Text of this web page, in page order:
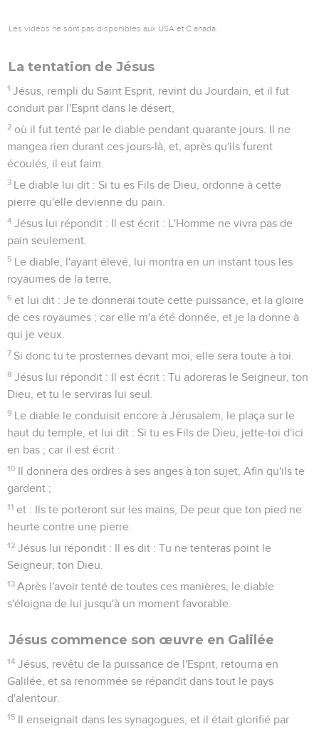
Les vidéos ne sont pas disponibles aux USA et C anada.
La tentation de Jésus
1 Jésus, rempli du Saint Esprit, revint du Jourdain, et il fut
conduit par l'Esprit dans le désert,
2 où il fut tenté par le diable pendant quarante jours. Il ne
mangea rien durant ces jours-là, et, après qu'ils furent
écoulés, il eut faim.
3 Le diable lui dit : Si tu es Fils de Dieu, ordonne à cette
pierre qu'elle devienne du pain.
4 Jésus lui répondit : Il est écrit : L'Homme ne vivra pas de
pain seulement.
5 Le diable, l'ayant élevé, lui montra en un instant tous les
royaumes de la terre,
6 et lui dit : Je te donnerai toute cette puissance, et la gloire
de ces royaumes ; car elle m'a été donnée, et je la donne à
qui je veux.
7 Si donc tu te prosternes devant moi, elle sera toute à toi.
8 Jésus lui répondit : Il est écrit : Tu adoreras le Seigneur, ton
Dieu, et tu le serviras lui seul.
9 Le diable le conduisit encore à Jérusalem, le plaça sur le
haut du temple, et lui dit : Si tu es Fils de Dieu, jette-toi d'ici
en bas ; car il est écrit :
10 Il donnera des ordres à ses anges à ton sujet, Afin qu'ils te
gardent ;
11 et : Ils te porteront sur les mains, De peur que ton pied ne
heurte contre une pierre.
12 Jésus lui répondit : Il es dit : Tu ne tenteras point le
Seigneur, ton Dieu.
13 Après l'avoir tenté de toutes ces manières, le diable
s'éloigna de lui jusqu'à un moment favorable.
Jésus commence son œuvre en Galilée
14 Jésus, revêtu de la puissance de l'Esprit, retourna en
Galilée, et sa renommée se répandit dans tout le pays
d'alentour.
15 Il enseignait dans les synagogues, et il était glorifié par